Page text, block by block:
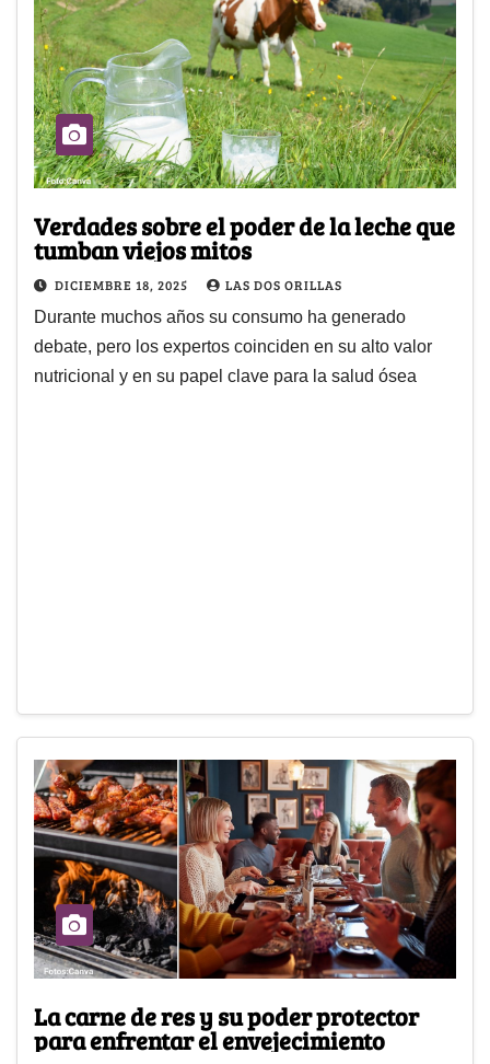
Verdades sobre el poder de la leche que
tumban viejos mitos
DICIEMBRE 18, 2025 LAS DOS ORILLAS
Durante muchos años su consumo ha generado
debate, pero los expertos coinciden en su alto valor
nutricional y en su papel clave para la salud ósea
La carne de res y su poder protector
para enfrentar el envejecimiento